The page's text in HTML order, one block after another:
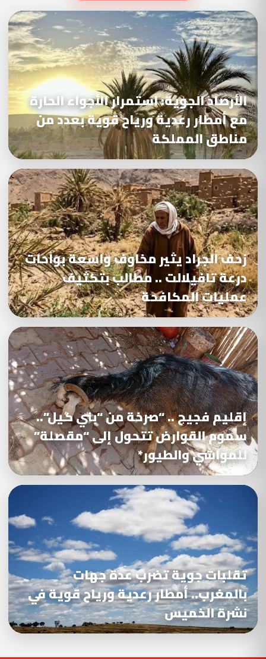
الأرصاد الجوية: استمرار الأجواء الحارة
مع أمطار رعدية ورياح قوية بعدد من
مناطق المملكة
زحف الجراد يثير مخاوف واسعة بواحات
درعة تافيلالت .. مطالب بتكثيف
عمليات المكافحة
إقليم فجيج .. “صرخة من “بني گيل”..
سموم القوارض تتحول إلى “مقصلة”
للمواشي والطيور*
تقلبات جوية تضرب عدة جهات
بالمغرب.. أمطار رعدية ورياح قوية في
نشرة الخميس